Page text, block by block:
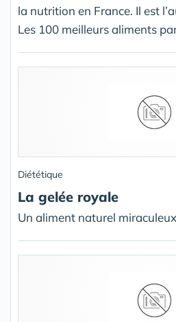
la nutrition en France. Il est
Les 100 meilleurs aliments
Diététique
La gelée royale
Un aliment naturel miraculeux